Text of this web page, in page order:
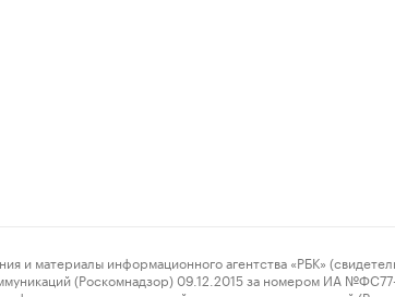
информационного агентства «РБК»
(Роскомнадзор) 09.12.2015 за номером ИА